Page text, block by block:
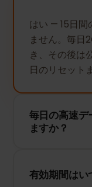
はい — 15日間
ません。毎日
き、その後は
日のリセット
毎日の高速デ
ますか？
グ、メッセー
有効期間はい